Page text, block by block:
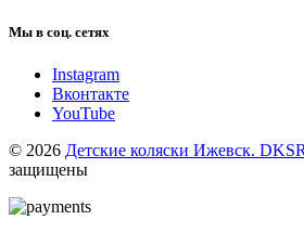
Мы в соц. сетях
Instagram
Вконтакте
YouTube
© 2026 Детские коляски Ижевск.
защищены